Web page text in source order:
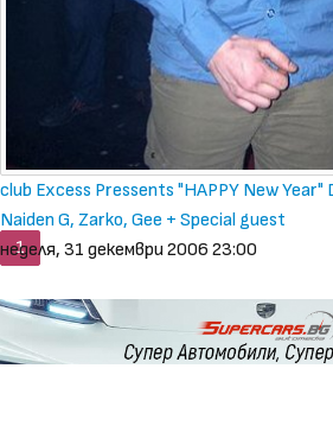
club Excess Pressents "HAPPY New Year"
Naiden G, Zarko, Gee + Special guest
неделя, 31 декември 2006 23:00
1